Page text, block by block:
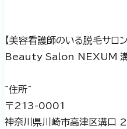
【美容看護師のいる脱毛サロン
Beauty Salon NEXUM 溝
~住所~
〒213-0001
神奈川県川崎市高津区溝